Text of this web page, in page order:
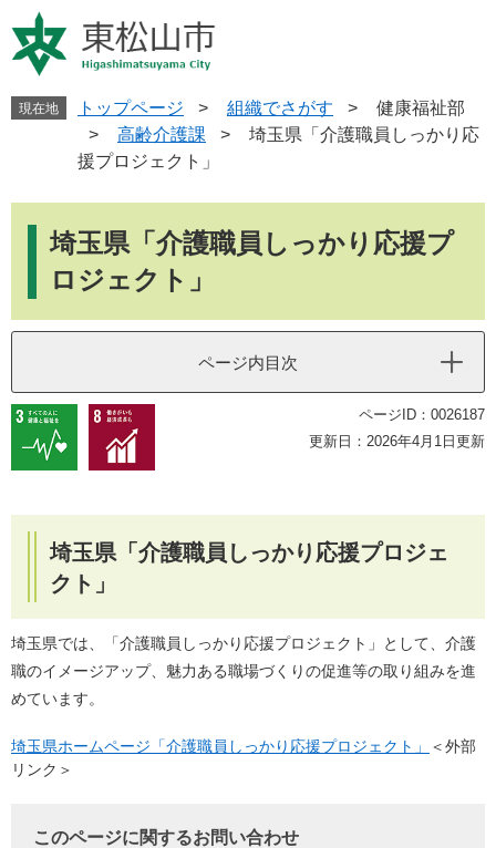
ー
ジ
ニ
ュ
現在地 トップページ > 組織でさがす >
健康福祉部
>
高齢介護課 >
埼玉県「介護職員しっかり応
援プロジェクト」
埼玉県「介護職員しっかり応援プ
ロジェクト」
ページ内目次
ページID：0026187
更新日：2026年4月1日更新
埼玉県「介護職員しっかり応援プロジェ
クト」
埼玉県では、「介護職員しっかり応援プロジェクト」として、介護
職のイメージアップ、魅力ある職場づくりの促進等の取り組みを進
めています。
埼玉県ホームページ「介護職員しっかり応援プロジェクト」
＜外部
リンク＞
このページに関するお問い合わせ